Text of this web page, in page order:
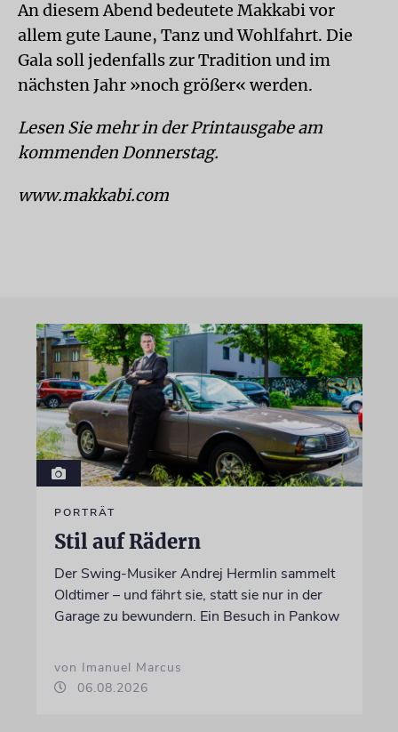
An diesem Abend bedeutete Makkabi vor
allem gute Laune, Tanz und Wohlfahrt. Die
Gala soll jedenfalls zur Tradition und im
nächsten Jahr »noch größer« werden.
Lesen Sie mehr in der Printausgabe am
kommenden Donnerstag.
www.makkabi.com
PORTRÄT
Stil auf Rädern
Der Swing-Musiker Andrej Hermlin sammelt
Oldtimer – und fährt sie, statt sie nur in der
Garage zu bewundern. Ein Besuch in Pankow
von Imanuel Marcus
06.08.2026